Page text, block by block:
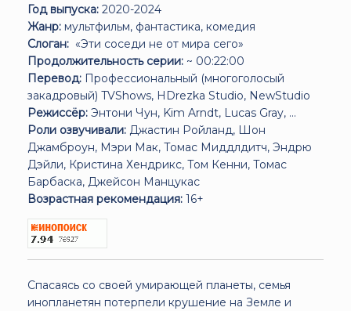
Год выпуска: 2020-2024
Жанр: мультфильм, фантастика, комедия
Слоган: «Эти соседи не от мира сего»
Продолжительность серии: ~ 00:22:00
Перевод: Профессиональный (многоголосый
закадровый) TVShows, HDrezka Studio, NewStudio
Режиссёр: Энтони Чун, Kim Arndt, Lucas Gray, ...
Роли озвучивали: Джастин Ройланд, Шон
Джамброун, Мэри Мак, Томас Миддлдитч, Эндрю
Дэйли, Кристина Хендрикс, Том Кенни, Томас
Барбаска, Джейсон Манцукас
Возрастная рекомендация: 16+
Спасаясь со своей умирающей планеты, семья
инопланетян потерпели крушение на Земле и